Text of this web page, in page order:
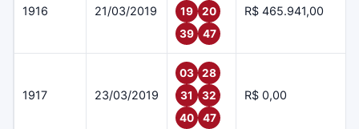
1916 21/03/2019
19
20
39
47
R$ 465.941,00
1917 23/03/2019
03
28
31
32
40
47
R$ 0,00